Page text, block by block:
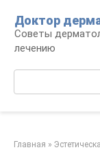
контенту
Доктор
Советы
лечению
Главная »